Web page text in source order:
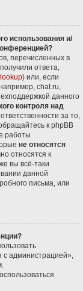
использования и/
перечисленных в
ответа,
) или, если
chat.ru,
данного
контроля над
за то,
к phpBB
работы
не относятся
относятся к
вы всё-таки
данной
письма, или
с администрацией»,